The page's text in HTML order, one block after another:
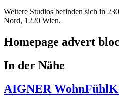
Weitere Studios befinden sich in
Nord, 1220 Wien.
Homepage advert
In der Nähe
AIGNER